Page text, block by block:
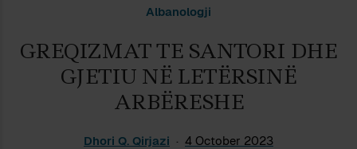
Albanologji
GREQIZMAT TE SANTORI DHE
GJETIU NË LETËRSINË
ARBËRESHE
Dhori Q. Qirjazi 4 October 2023